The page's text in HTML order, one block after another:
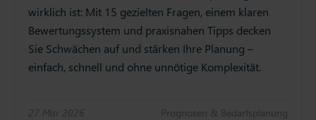
wirklich ist: Mit 15 gezielten Fragen, einem klaren
Bewertungssystem und praxisnahen Tipps decken
Sie Schwächen auf und stärken Ihre Planung –
einfach, schnell und ohne unnötige Komplexität.
27 Mar 2026 Prognosen & Bedarfsplanung